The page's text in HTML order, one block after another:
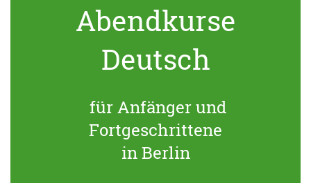
Abendkurse
Deutsch
für Anfänger und
Fortgeschrittene
in Berlin